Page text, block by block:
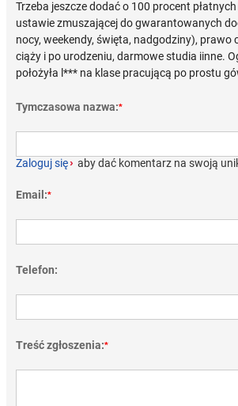
Trzeba jeszcze dodać o 100 procent
ustawie zmuszającej do gwarantowanych
nocy, weekendy, święta, nadgodziny), prawo
ciąży i po urodzeniu, darmowe studia iinne.
położyła l*** na klase pracującą po prostu
Tymczasowa nazwa:*
Zaloguj się› aby dać komentarz na swoją
Email:*
Telefon:
Treść zgłoszenia:*